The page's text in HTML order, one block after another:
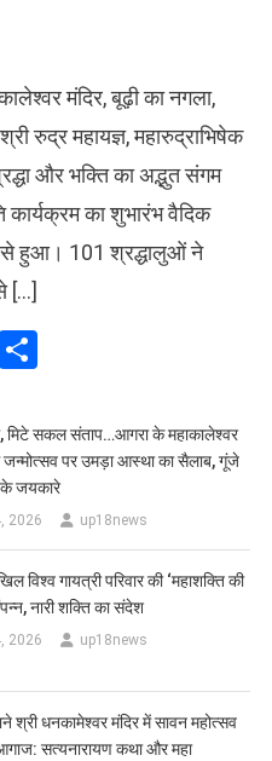
मंदिर, बूढ़ी का नगला,
रुद्र महायज्ञ, महारुद्राभिषेक
और भक्ति का अद्भुत संगम
कार्यक्रम का शुभारंभ वैदिक
से हुआ। 101 श्रद्धालुओं ने
[…]
LinkedIn
मिटे सकल संताप…आगरा के महाकालेश्वर
जन्मोत्सव पर उमड़ा आस्था का सैलाब, गूंजे
के जयकारे
2026 up18news
विश्व गायत्री परिवार की ‘महाशक्ति की
नारी शक्ति का संदेश
2026 up18news
श्री धनकामेश्वर मंदिर में सावन महोत्सव
सत्यनारायण कथा और महा